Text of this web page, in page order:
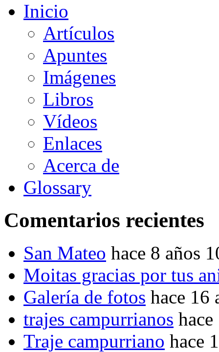
Inicio
Artículos
Apuntes
Imágenes
Libros
Vídeos
Enlaces
Acerca de
Glossary
Comentarios recientes
San Mateo hace 8 años
Moitas gracias por tus
Galería de fotos hace 16
trajes campurrianos
Traje campurriano hace